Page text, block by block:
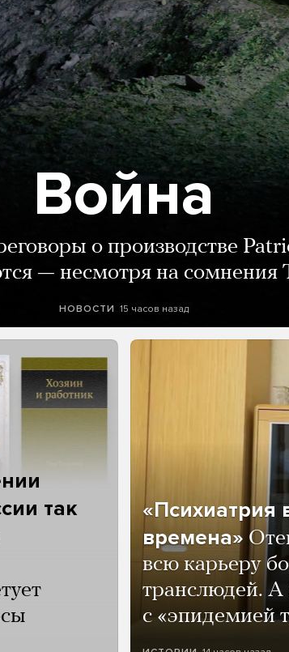
Война
о производстве
— несмотря на сомнения
НОВОСТИ 15 часов назад
так
«Психиатрия
времена»
всю карьеру
транслюдей. А
с «эпидемией